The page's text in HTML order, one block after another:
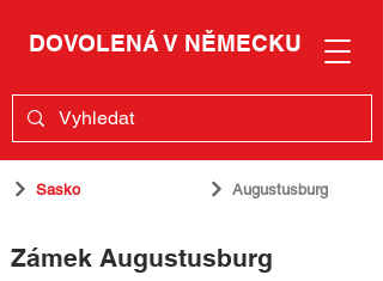
DOVOLENÁ V NĚMECKU
Sasko Augustusburg
Zámek Augustusburg